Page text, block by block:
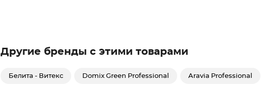
Другие бренды с этими товарами
Белита - Витекс Domix Green Professional Aravia Professional